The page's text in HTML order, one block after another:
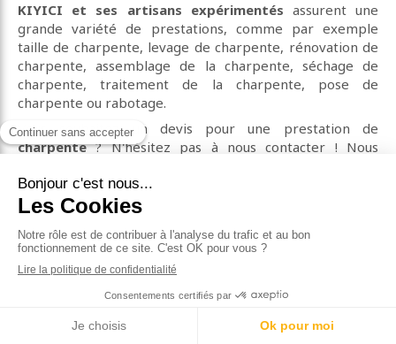
KIYICI et ses artisans expérimentés assurent une
grande variété de prestations, comme par exemple
taille de charpente, levage de charpente, rénovation de
charpente, assemblage de la charpente, séchage de
charpente, traitement de la charpente, pose de
charpente ou rabotage.
Vous souhaitez un devis pour une prestation de
charpente? N'hésitez pas à nous contacter ! Nous
Contacter KIYICI, charpente